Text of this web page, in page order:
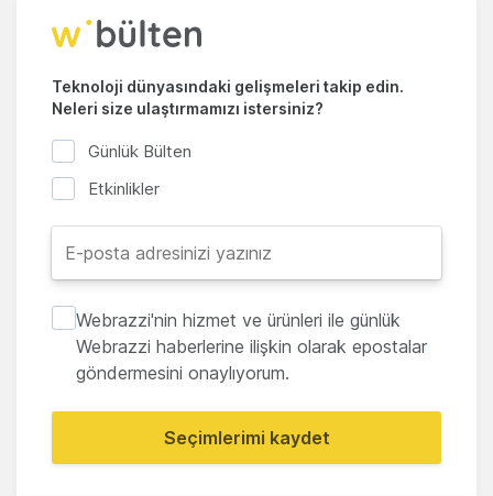
Teknoloji dünyasındaki gelişmeleri takip edin.
Neleri size ulaştırmamızı istersiniz?
Günlük Bülten
Etkinlikler
Webrazzi'nin hizmet ve ürünleri ile günlük
Webrazzi haberlerine ilişkin olarak epostalar
göndermesini onaylıyorum.
Seçimlerimi kaydet